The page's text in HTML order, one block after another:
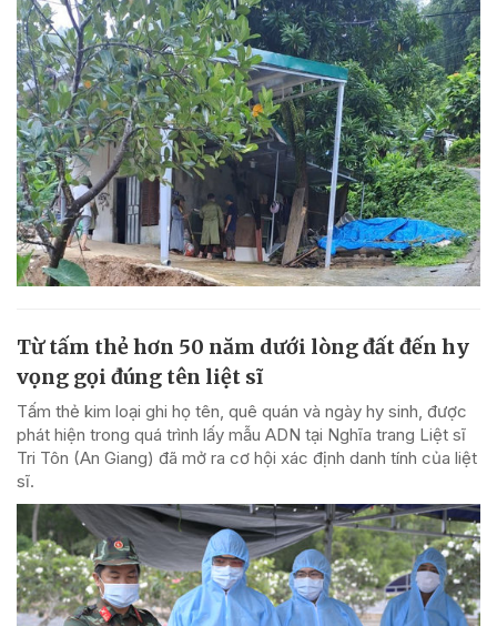
Từ tấm thẻ hơn 50 năm dưới lòng đất đến hy
vọng gọi đúng tên liệt sĩ
Tấm thẻ kim loại ghi họ tên, quê quán và ngày hy sinh, được
phát hiện trong quá trình lấy mẫu ADN tại Nghĩa trang Liệt sĩ
Tri Tôn (An Giang) đã mở ra cơ hội xác định danh tính của liệt
sĩ.